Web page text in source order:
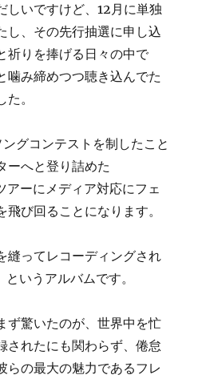
しいですけど、12月に単独
し、その先行抽選に申し込
祈りを捧げる日々の中で
噛み締めつつ聴き込んでた
。
グコンテストを制したこと
ーへと登り詰めた
ーにメディア対応にフェ
び回ることになります。
縫ってレコーディングされ
いうアルバムです。
ず驚いたのが、世界中を忙
されたにも関わらず、倦怠
らの最大の魅力であるフレ